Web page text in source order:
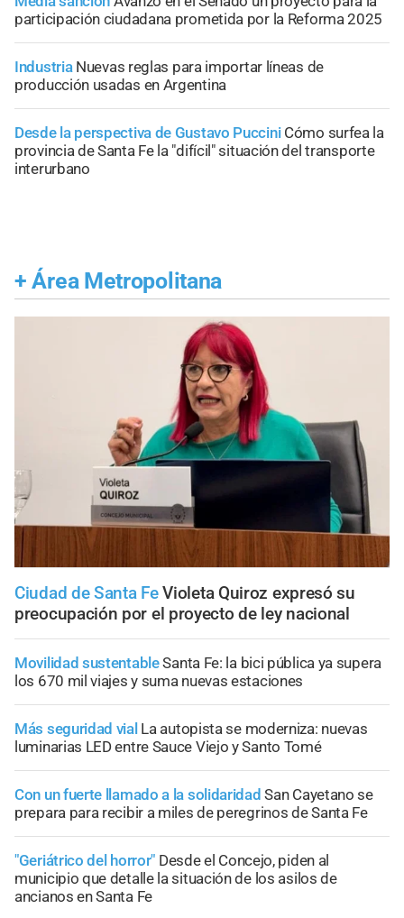
participación ciudadana prometida por la Reforma 2025
Industria Nuevas reglas para importar líneas de
producción usadas en Argentina
Desde la perspectiva de Gustavo Puccini Cómo surfea la
provincia de Santa Fe la "difícil" situación del transporte
interurbano
+ Área Metropolitana
Ciudad de Santa Fe Violeta Quiroz expresó su
preocupación por el proyecto de ley nacional
Movilidad sustentableSanta Fe: la bici pública ya supera
los 670 mil viajes y suma nuevas estaciones
Más seguridad vial La autopista se moderniza: nuevas
luminarias LED entre Sauce Viejo y Santo Tomé
Con un fuerte llamado a la solidaridad San Cayetano se
prepara para recibir a miles de peregrinos de Santa Fe
"Geriátrico del horror" Desde el Concejo, piden al
municipio que detalle la situación de los asilos de
ancianos en Santa Fe